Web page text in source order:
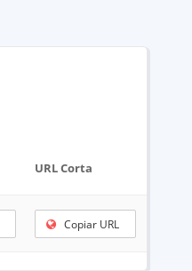
URL Corta
Copiar URL